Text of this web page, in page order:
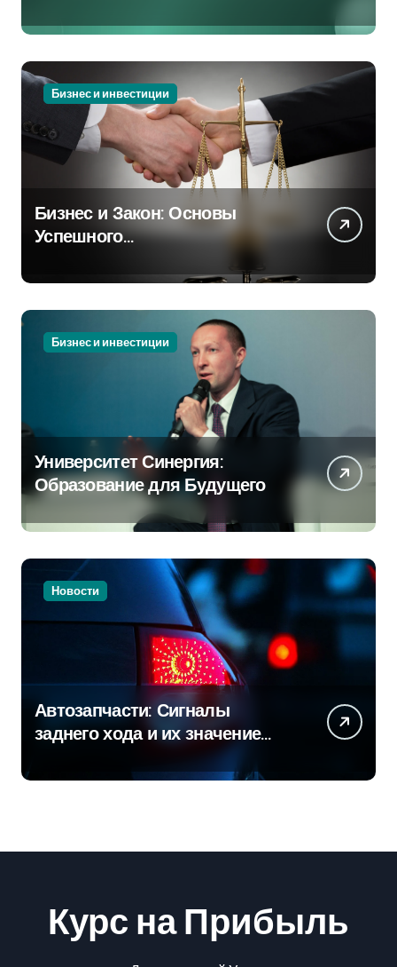
Бизнес и инвестиции
Бизнес и Закон: Основы
Успешного
Бизнес и инвестиции
Университет Синергия:
Образование для Будущего
Новости
Автозапчасти: Сигналы
заднего хода и их значение
для безопасности на дороге
Курс на Прибыль